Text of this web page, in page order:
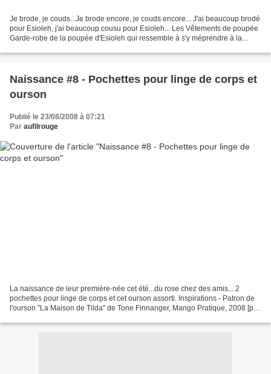
Je brode, je couds...Je brode encore, je couds encore... J'ai beaucoup brodé
pour Esioleh, j'ai beaucoup cousu pour Esioleh... Les Vêtements de poupée
Garde-robe de la poupée d'Esioleh qui ressemble à s'y méprendre à la
Naissance #8 - Pochettes pour linge de corps et
ourson
Publié le 23/08/2008 à 07:21
Par aufilrouge
La naissance de leur première-née cet été...du rose chez des amis... 2
pochettes pour linge de corps et cet ourson assorti. Inspirations - Patron de
l'ourson "La Maison de Tilda" de Tone Finnanger, Mango Pratique, 2008 [pas